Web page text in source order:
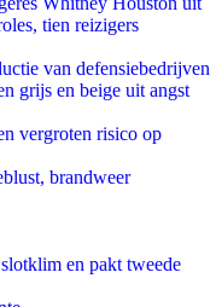
tien reizigers
van defensiebedrijven
grijs en beige uit angst
vergroten risico op
brandweer
en pakt tweede